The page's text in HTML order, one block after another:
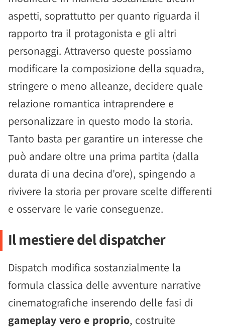
aspetti, soprattutto per quanto riguarda il
rapporto tra il protagonista e gli altri
personaggi. Attraverso queste possiamo
modificare la composizione della squadra,
stringere o meno alleanze, decidere quale
relazione romantica intraprendere e
personalizzare in questo modo la storia.
Tanto basta per garantire un interesse che
può andare oltre una prima partita (dalla
durata di una decina d'ore), spingendo a
rivivere la storia per provare scelte differenti
e osservare le varie conseguenze.
Il mestiere del dispatcher
Dispatch modifica sostanzialmente la
formula classica delle avventure narrative
cinematografiche inserendo delle fasi di
gameplay vero e proprio, costruite